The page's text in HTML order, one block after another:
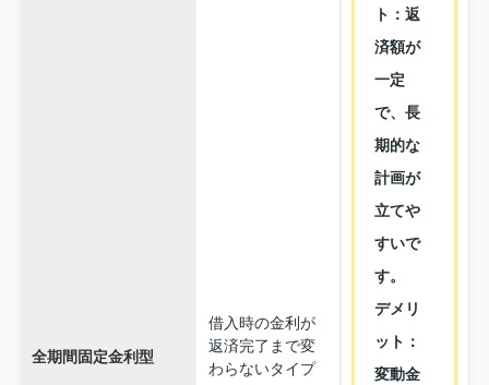
全期間固定金利型
借入時の金利が
返済完了まで変
わらないタイプ
ト：返
済額が
一定
で、長
期的な
計画が
立てや
すいで
す。
デメリ
ット：
変動金